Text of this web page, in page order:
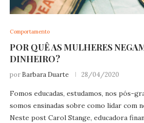
Comportamento
POR QUÊ AS MULHERES
DINHEIRO?
por Barbara Duarte 28/04/2020
Fomos educadas, estudamos, nos pós-
somos ensinadas sobre como lidar com
Neste post Carol Stange, educadora